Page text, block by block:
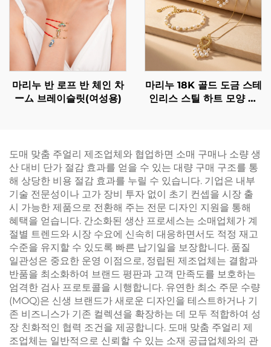
마리누 반 로프 반 체인 차
ーム 브레이슬릿(여성용)
마리누 18K 골드 도금 스테
인리스 스틸 하트 모양 진
도매 맞춤 주얼리 제조업체와 협업하면 소매 구매나 소량 생
산 대비 단가 절감 효과를 얻을 수 있는 대량 구매 구조를 통
해 상당한 비용 절감 효과를 누릴 수 있습니다. 기업은 내부
기술 전문성이나 고가 장비 투자 없이 초기 컨셉을 시장 출
시 가능한 제품으로 전환해 주는 전문 디자인 지원을 통해
혜택을 얻습니다. 간소화된 생산 프로세스는 소매업체가 계
절별 트렌드와 시장 수요에 신속히 대응하면서도 적정 재고
수준을 유지할 수 있도록 빠른 납기일을 보장합니다. 품질
일관성은 중요한 운영 이점으로, 정립된 제조업체는 결함과
반품을 최소화하여 브랜드 평판과 고객 만족도를 보호하는
엄격한 검사 프로토콜을 시행합니다. 유연한 최소 주문 수량
(MOQ)은 신생 브랜드가 새로운 디자인을 테스트하거나 기
존 비즈니스가 기존 컬렉션을 확장하는 데 모두 적합하여 성
장 친화적인 협력 조건을 제공합니다. 도매 맞춤 주얼리 제
조업체는 일반적으로 신뢰할 수 있는 소재 공급업체와의 관